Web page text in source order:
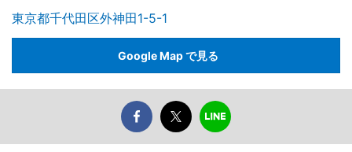
東京都千代田区外神田1-5-1
Google Map で見る